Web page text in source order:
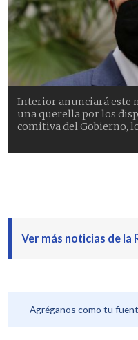
Interior anunciará este
una querella por los
comitiva del Gobierno,
Ver más noticias de la
Agréganos como tu